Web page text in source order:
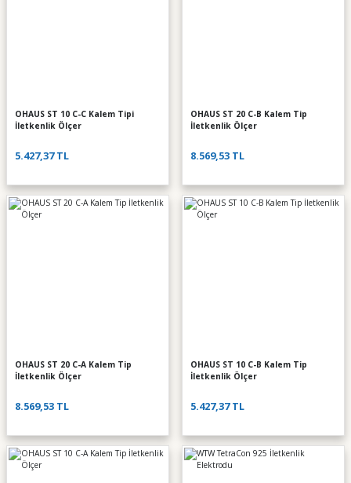
OHAUS ST 10 C-C Kalem Tipi
İletkenlik Ölçer
5.427,37 TL
OHAUS ST 20 C-B Kalem Tip
İletkenlik Ölçer
8.569,53 TL
OHAUS ST 20 C-A Kalem Tip
İletkenlik Ölçer
8.569,53 TL
OHAUS ST 10 C-B Kalem Tip
İletkenlik Ölçer
5.427,37 TL